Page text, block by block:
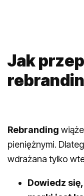
Jak
Rebranding
pieniężnymi.
wdrażana tylko
Dowiedz